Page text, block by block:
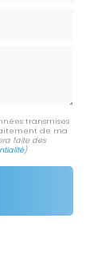
transmises
de ma
faite des
)